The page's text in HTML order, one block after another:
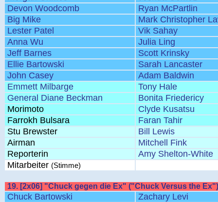
Devon Woodcomb
Ryan McPartlin
Big Mike
Mark Christopher
Lester Patel
Vik Sahay
Anna Wu
Julia Ling
Jeff Barnes
Scott Krinsky
Ellie Bartowski
Sarah Lancaster
John Casey
Adam Baldwin
Emmett Milbarge
Tony Hale
General Diane Beckman
Bonita Friedericy
Morimoto
Clyde Kusatsu
Farrokh Bulsara
Faran Tahir
Stu Brewster
Bill Lewis
Airman
Mitchell Fink
Reporterin
Amy Shelton-White
Mitarbeiter (Stimme)
19. [2x06] "Chuck gegen die Ex" ("Chuck Versus the Ex")
Chuck Bartowski
Zachary Levi